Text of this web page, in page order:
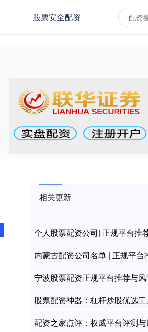
股票安全配资
相关更新
个人股票配资公司| 正规平台推
内蒙古配资公司名单 | 正规平台
宁波股票配资正规平台推荐与
股票配资神器：杠杆炒股优选
配资之家点评：权威平台评测